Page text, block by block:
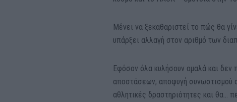
Μένει να ξεκαθαριστεί το πώς θα
υπάρξει αλλαγή στον αριθμό των
Εφόσον όλα κυλήσουν ομαλά και
αποστάσεων, αποφυγή συνωστισμού
αθλητικές δραστηριότητες και θα…